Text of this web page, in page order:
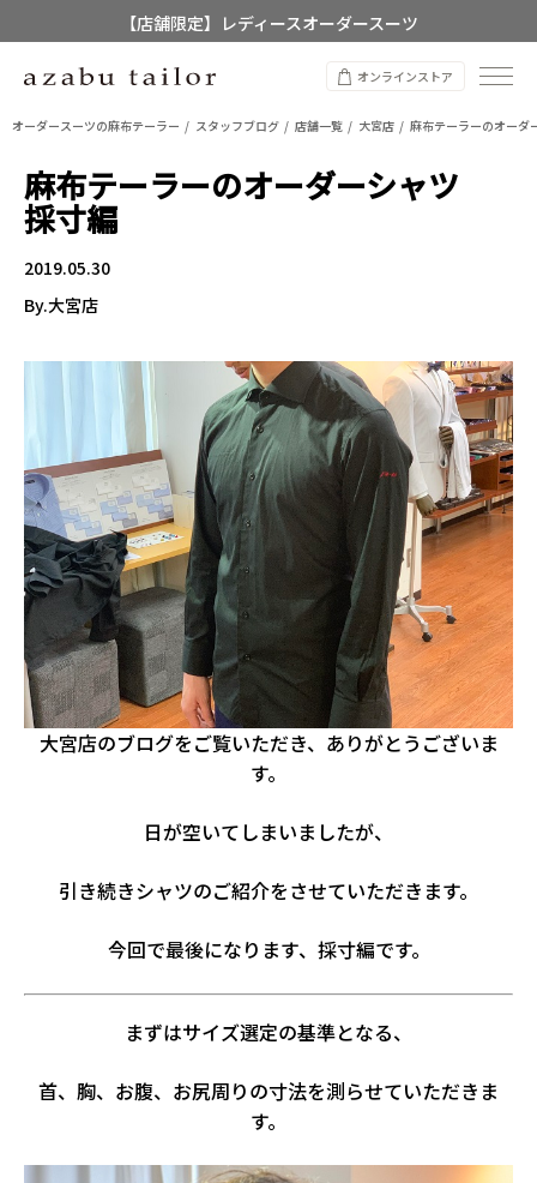
【店舗限定】レディースオーダースーツ
8/12~8/16 夏季休業のお知らせ
オンラインストア
オーダースーツの麻布テーラー スタッフブログ 店舗一覧 大宮店 麻布テーラーのオー
麻布テーラーのオーダーシャツ
採寸編
2019.05.30
By.大宮店
大宮店のブログをご覧いただき、ありがとうございま
す。
日が空いてしまいましたが、
引き続きシャツのご紹介をさせていただきます。
今回で最後になります、採寸編です。
まずはサイズ選定の基準となる、
首、胸、お腹、お尻周りの寸法を測らせていただきま
す。